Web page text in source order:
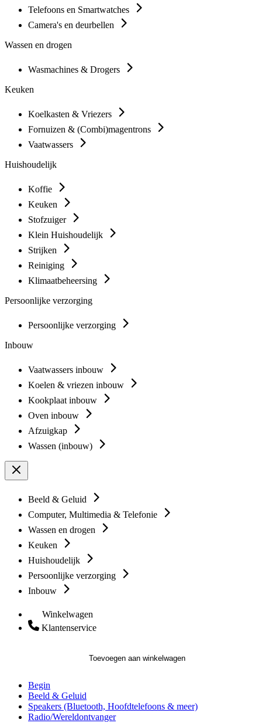
Telefoons en Smartwatches
Camera's en deurbellen
Wassen en drogen
Wasmachines & Drogers
Keuken
Koelkasten & Vriezers
Fornuizen & (Combi)magentrons
Vaatwassers
Huishoudelijk
Koffie
Keuken
Stofzuiger
Klein Huishoudelijk
Strijken
Reiniging
Klimaatbeheersing
Persoonlijke verzorging
Persoonlijke verzorging
Inbouw
Vaatwassers inbouw
Koelen & vriezen inbouw
Kookplaat inbouw
Oven inbouw
Afzuigkap
Wassen (inbouw)
Beeld & Geluid
Computer, Multimedia & Telefonie
Wassen en drogen
Keuken
Huishoudelijk
Persoonlijke verzorging
Inbouw
Winkelwagen
Klantenservice
Toevoegen aan winkelwagen
Begin
Beeld & Geluid
Speakers (Bluetooth, Hoofdtelefoons & meer)
Radio/Wereldontvanger